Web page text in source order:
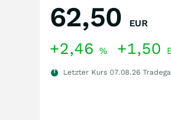
62,50 EUR
+2,46 % +1,50
Letzter Kurs 07.08.26